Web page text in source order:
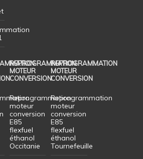
REPROGRAMMATION
MOTEUR
CONVERSION
Reprogrammation
moteur
conversion
E85
flexfuel
éthanol
Occitanie
REPROGRAMMATION
MOTEUR
CONVERSION
Reprogrammation
moteur
conversion
E85
flexfuel
éthanol
Tournefeuille